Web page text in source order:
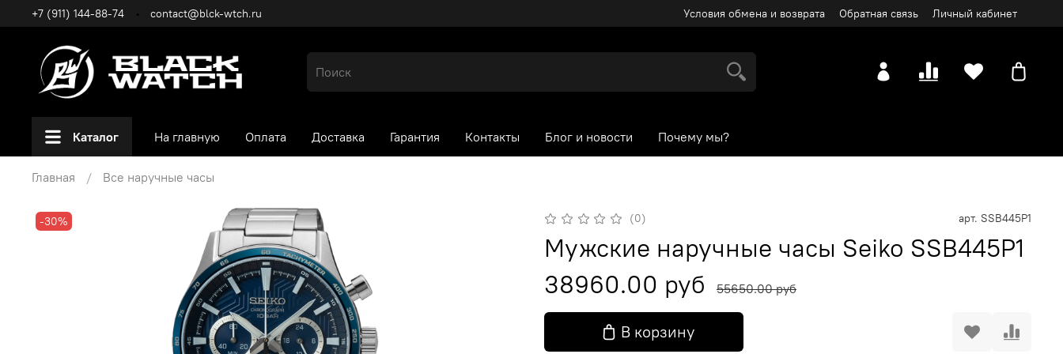
Условия обмена и возврата Обратная связь Личный кабинет
+7 (911) 144-88-74 contact@blck-wtch.ru
Каталог На главную Оплата Доставка Гарантия Контакты Блог и новости Почему мы?
Главная Все наручные часы
-30% (0) арт. SSB445P1
Мужские наручные часы Seiko SSB445P1
38960.00 руб
55650.00 руб
В корзину